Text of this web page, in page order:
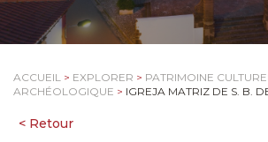
ACCUEIL > EXPLORER > PATRIMOINE
ARCHÉOLOGIQUE > IGREJA MATRIZ DE S. B.